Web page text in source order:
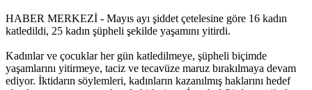
HABER MERKEZİ - Mayıs ayı şiddet çetelesine göre 16 kadın
katledildi, 25 kadın şüpheli şekilde yaşamını yitirdi.
Kadınlar ve çocuklar her gün katledilmeye, şüpheli biçimde
yaşamlarını yitirmeye, taciz ve tecavüze maruz bırakılmaya devam
ediyor. İktidarın söylemleri, kadınların kazanılmış haklarını hedef